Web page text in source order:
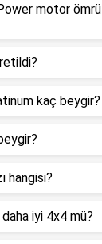
motor ömrü
kaç beygir?
hangisi?
iyi 4x4 mü?